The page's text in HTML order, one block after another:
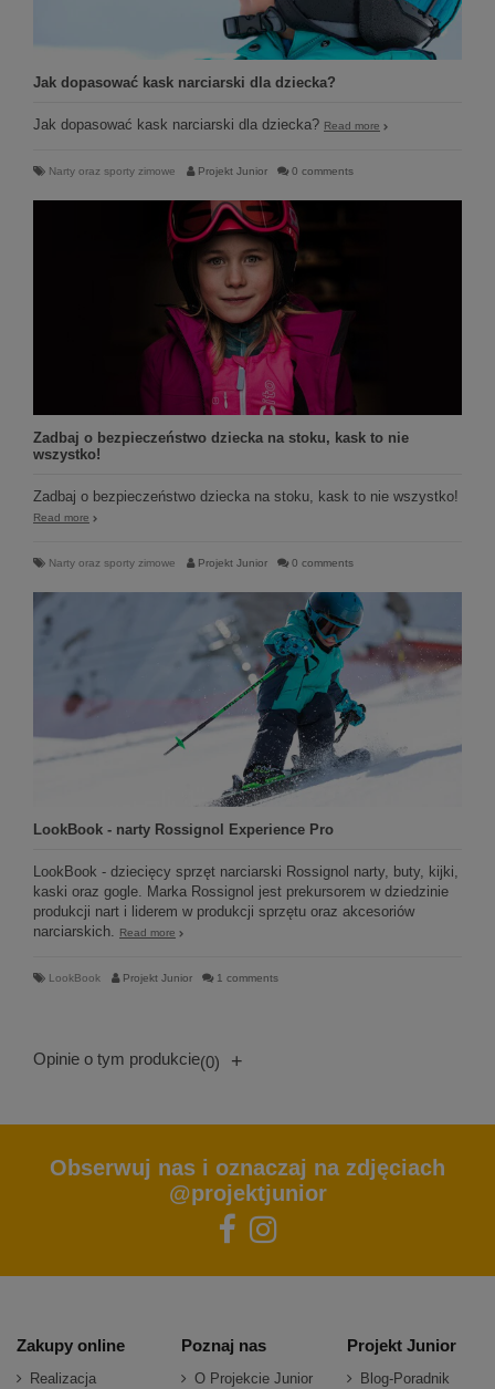
Jak dopasować kask narciarski dla dziecka?
Jak dopasować kask narciarski dla dziecka? Read more
Narty oraz sporty zimowe Projekt Junior 0 comments
Zadbaj o bezpieczeństwo dziecka na stoku, kask to nie
wszystko!
Zadbaj o bezpieczeństwo dziecka na stoku, kask to nie wszystko!
Read more
Narty oraz sporty zimowe Projekt Junior 0 comments
LookBook - narty Rossignol Experience Pro
LookBook - dziecięcy sprzęt narciarski Rossignol narty, buty, kijki,
kaski oraz gogle. Marka Rossignol jest prekursorem w dziedzinie
produkcji nart i liderem w produkcji sprzętu oraz akcesoriów
narciarskich.
Read more
LookBook Projekt Junior 1 comments
Opinie o tym produkcie(0) +
Obserwuj nas i oznaczaj na zdjęciach
@projektjunior
Zakupy online
Realizacja
Poznaj nas
O Projekcie Junior
Projekt Junior
Blog-Poradnik